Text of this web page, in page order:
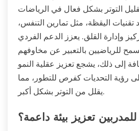
التوتر بشكل فعال في الرياضات
تقنيات اليقظة، مثل تمارين التنفس،
وإدارة القلق. يعزز الدعم الفردي
يسمح للرياضيين بالتعبير عن مخاوفهم
إلى ذلك، يشجع تعزيز عقلية النمو
رؤية التحديات كفرص للتطور، مما
يقلل من التوتر بشكل أكبر.
تعزيز بيئة داعمة؟